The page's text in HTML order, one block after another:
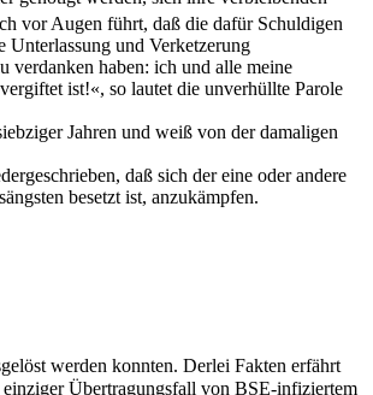
vor Augen führt, daß die dafür Schuldigen
Unterlassung und Verketzerung
verdanken haben: ich und alle meine
ist!«, so lautet die unverhüllte Parole
Jahren und weiß von der damaligen
daß sich der eine oder andere
besetzt ist, anzukämpfen.
werden konnten. Derlei Fakten erfährt
Übertragungsfall von BSE-infiziertem